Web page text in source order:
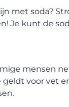
met soda?
Je kunt de
mensen
voor vet